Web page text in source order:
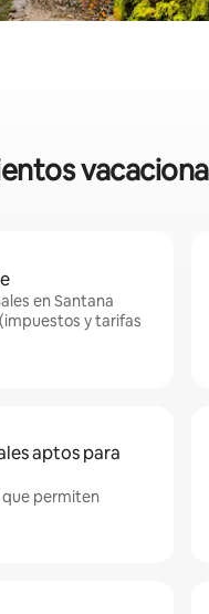
en Santana
y tarifas
aptos para
que permiten